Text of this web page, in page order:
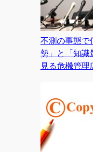
不測の事態で
勢」と「知識
見る危機管理